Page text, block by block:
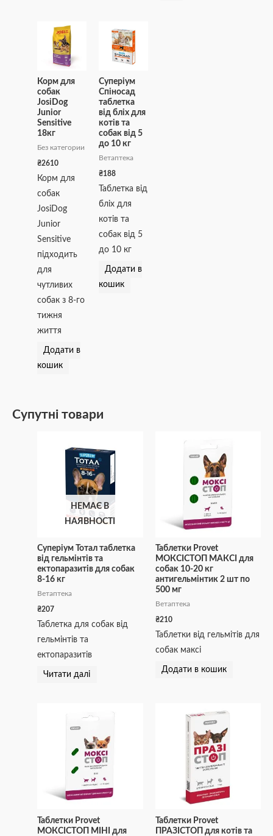
Корм для
собак
JosiDog
Junior
Sensitive
18кг
Без категории
₴2610
Корм для
собак
JosiDog
Junior
Sensitive
підходить
для
чутливих
собак з 8-го
тижня
життя
Додати в
кошик
Суперіум
Спіносад
таблетка
від бліх для
котів та
собак від 5
до 10 кг
Ветаптека
₴188
Таблетка від
бліх для
котів та
собак від 5
до 10 кг
Додати в
кошик
Супутні товари
НЕМАЄ В
НАЯВНОСТІ
Суперіум Тотал таблетка
від гельмінтів та
ектопаразитів для собак
8-16 кг
Ветаптека
₴207
Таблетка для собак від
гельмінтів та
ектопаразитів
Читати далі
Таблетки Provet
МОКСІСТОП МАКСІ для
собак 10-20 кг
антигельмінтик 2 шт по
500 мг
Ветаптека
₴210
Таблетки від гельмітів для
собак максі
Додати в кошик
Таблетки Provet
МОКСІСТОП МІНІ для
Таблетки Provet
ПРАЗІСТОП для котів та